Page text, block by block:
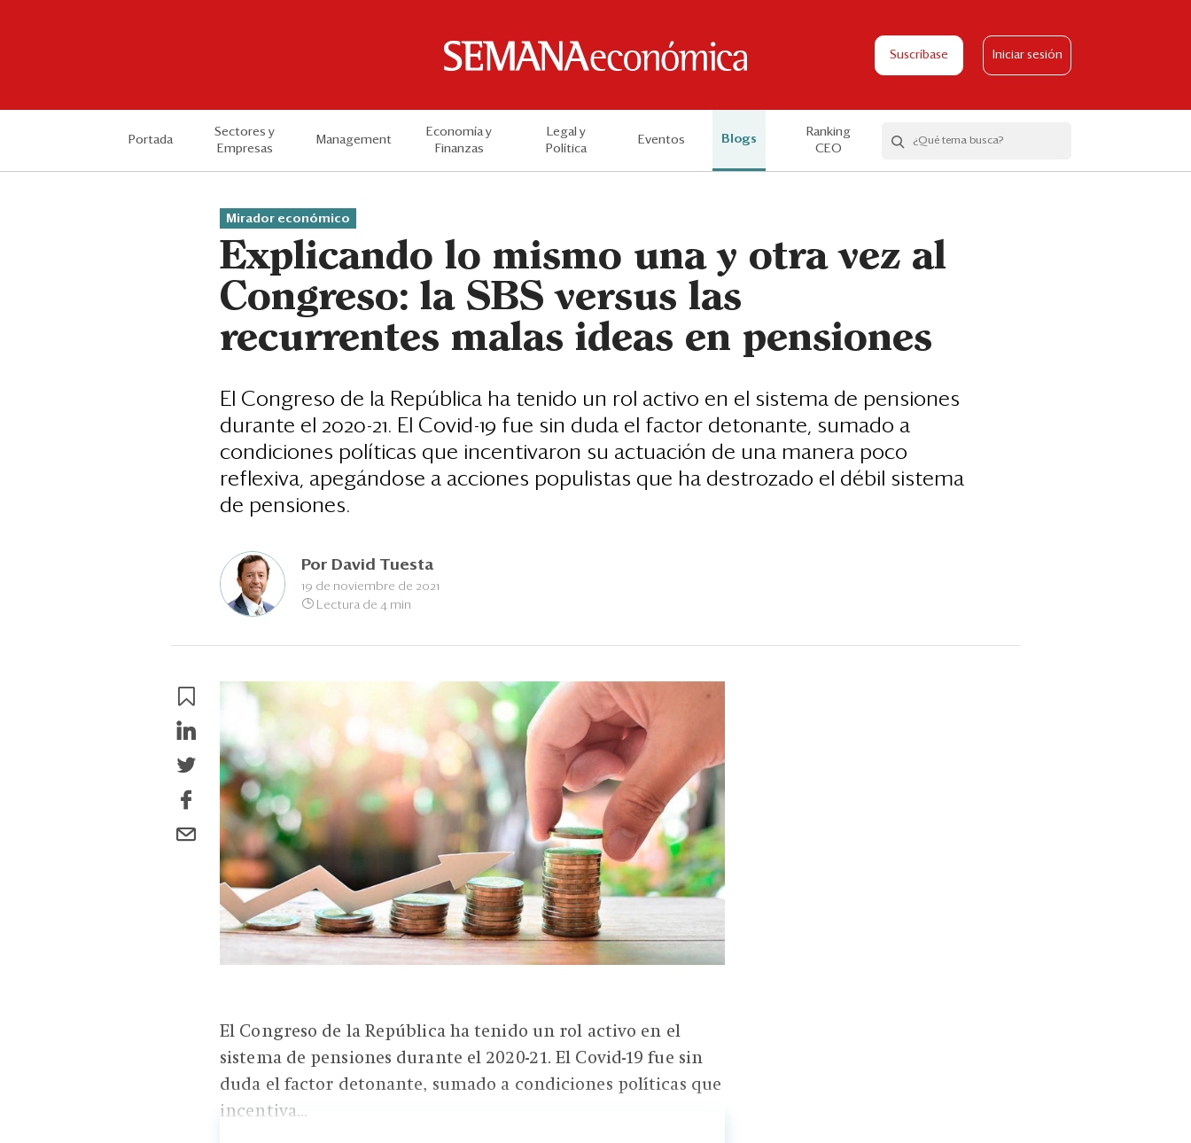
Suscríbase Iniciar sesión
Portada
Sectores y
Empresas
Management
Economía y
Finanzas
Legal y
Política
Eventos Blogs
Ranking
CEO
Mirador económico
Explicando lo mismo una y otra vez al
Congreso: la SBS versus las
recurrentes malas ideas en pensiones
El Congreso de la República ha tenido un rol activo en el sistema de pensiones
durante el 2020-21. El Covid-19 fue sin duda el factor detonante, sumado a
condiciones políticas que incentivaron su actuación de una manera poco
reflexiva, apegándose a acciones populistas que ha destrozado el débil sistema
de pensiones.
Por David Tuesta
19 de noviembre de 2021
Lectura de 4 min
El Congreso de la República ha tenido un rol activo en el
sistema de pensiones durante el 2020-21. El Covid-19 fue sin
duda el factor detonante, sumado a condiciones políticas que
incentiva...